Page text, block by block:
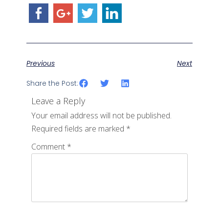
Previous Next
Share the Post:
Leave a Reply
Your email address will not be published.
Required fields are marked *
Comment *